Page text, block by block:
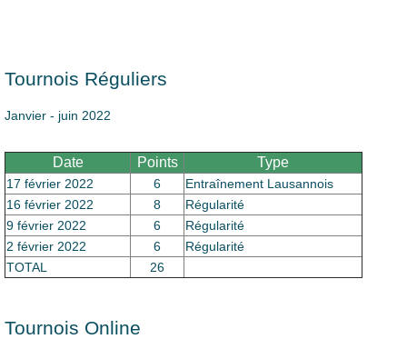
Tournois Réguliers
Janvier - juin 2022
Date Points Type
17 février 2022 6
Entraînement Lausannois
16 février 2022
8
Régularité
9 février 2022
6
Régularité
2 février 2022
6
Régularité
TOTAL
26
Tournois Online